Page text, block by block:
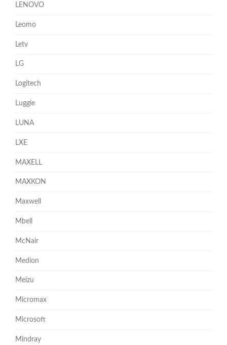
LENOVO
Leomo
Letv
LG
Logitech
Luggie
LUNA
LXE
MAXELL
MAXKON
Maxwell
Mbell
McNair
Medion
Meizu
Micromax
Microsoft
Mindray